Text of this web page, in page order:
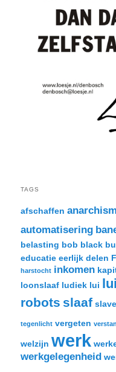
TAGS
afschaffen
automatisering
belasting bob black
educatie eerlijk delen
harstocht inkomen
loonslaaf ludiek lui
robots slaaf
tegenlicht vergeten
welzijn werk
werkgelegenheid